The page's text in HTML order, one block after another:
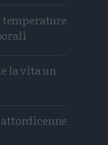
temperature
la vita un